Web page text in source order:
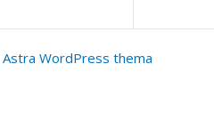
Astra WordPress thema